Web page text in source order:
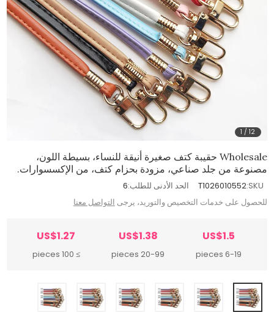
1 /12
Wholesale حقيبة كتف صغيرة أنيقة للنساء، بسيطة اللون،
مصنوعة من جلد صناعي، مزودة بحزام كتف، من الإكسسوارات.
SKU:
T1026010552 الحد الأدنى للطلب:6
للحصول على خدمات التخصيص والتوريد، يرجى التواصل معنا
US$1.5
6-19 pieces
US$1.38
20-99 pieces
US$1.27
≥ 100 pieces